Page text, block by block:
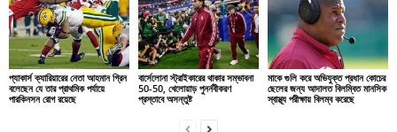
প্যাকার্স ক্যারিয়ারের নেতা আহমান গ্রিন
বলেছেন যে তার প্রাথমিক পর্যায়ে
পারকিনসন রোগ রয়েছে
বার্সেলোনা স্ট্রাইকারের থাকার সম্ভাবনা
50-50, খেলোয়াড় পুনর্নবীকরণ
প্রস্তাবে অসন্তুষ্ট
মাকে গুলি করে অভিযুক্ত প্রধান কোচের
ছেলের জন্য আদালত বিলম্বিত মানসিক
স্বাস্থ্য পরীক্ষায় বিলম্ব করেছে